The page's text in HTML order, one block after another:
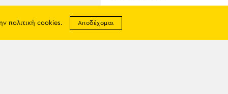
πολιτική cookies. Αποδέχομαι